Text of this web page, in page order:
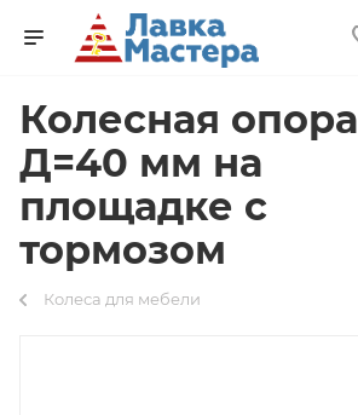
Колесная опора
Д=40 мм на
площадке с
тормозом
Колеса для мебели